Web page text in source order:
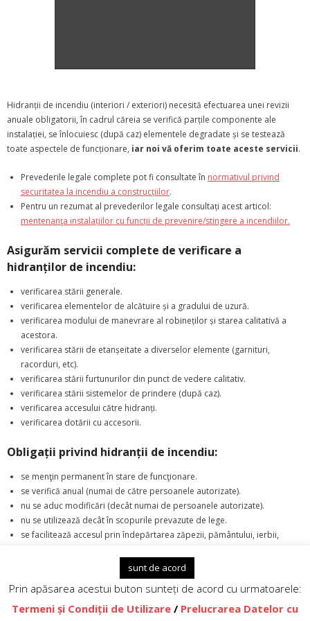
Hidranții de incendiu (interiori / exteriori) necesită efectuarea unei revizii
anuale obligatorii, în cadrul căreia se verifică parțile componente ale
instalației, se înlocuiesc (după caz) elementele degradate și se testează
toate aspectele de funcționare, iar noi vă oferim toate aceste servicii.
Prevederile legale complete pot fi consultate în normativul privind
securitatea la incendiu a construcțiilor.
Pentru un rezumat al prevederilor legale consultați acest articol:
mentenanţa instalațiilor cu funcții de prevenire/stingere a incendiilor.
Asigurăm servicii complete de verificare a
hidranților de incendiu:
verificarea stării generale.
verificarea elementelor de alcătuire și a gradului de uzură.
verificarea modului de manevrare al robineților și starea calitativă a
acestora.
verificarea stării de etanșeitate a diverselor elemente (garnituri,
racorduri, etc).
verificarea stării furtunurilor din punct de vedere calitativ.
verificarea stării sistemelor de prindere (după caz).
verificarea accesului către hidranți.
verificarea dotării cu accesorii.
Obligații privind hidranții de incendiu:
se menţin permanent în stare de funcţionare.
se verifică anual (numai de către persoanele autorizate).
nu se aduc modificări (decât numai de persoanele autorizate).
nu se utilizează decât în scopurile prevazute de lege.
se facilitează accesul prin îndepărtarea zăpezii, pământului, ierbii,
Theme byThink Up Themes Ltd. Powered byWordPress.
sunt de acord
Prin apăsarea acestui buton sunteți de acord cu urmatoarele:
Termeni și Condiții de Utilizare / Prelucrarea Datelor cu